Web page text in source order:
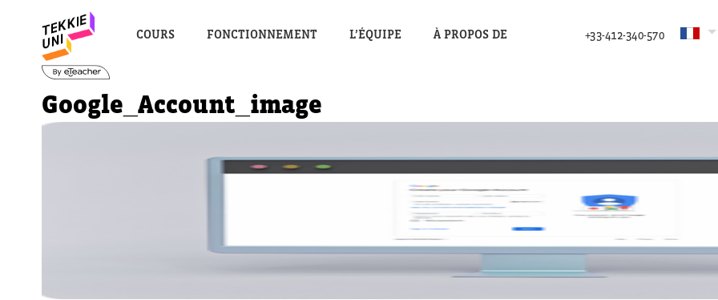
COURS FONCTIONNEMENT L’ÉQUIPE À PROPOS DE +33-412-340-570
Google_Account_image